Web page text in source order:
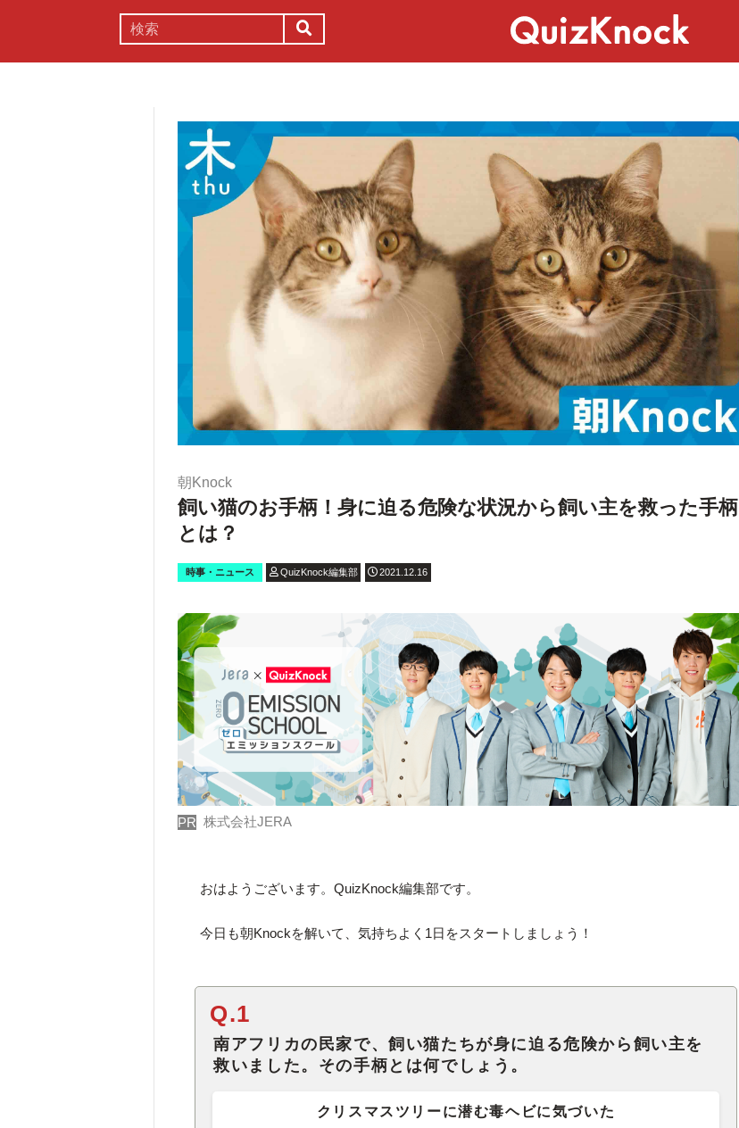
朝Knock
飼い猫のお手柄！身に迫る危険な状況から飼い主を救った手柄
とは？
時事・ニュース QuizKnock編集部 2021.12.16
PR 株式会社JERA
おはようございます。QuizKnock編集部です。
今日も朝Knockを解いて、気持ちよく1日をスタートしましょう！
Q.1
南アフリカの民家で、飼い猫たちが身に迫る危険から飼い主を
救いました。その手柄とは何でしょう。
クリスマスツリーに潜む毒ヘビに気づいた